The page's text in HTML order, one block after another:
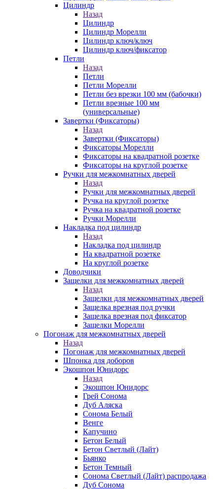
Цилиндр
Назад
Цилиндр
Цилиндр Морелли
Цилиндр ключ/ключ
Цилиндр ключ/фиксатор
Петли
Назад
Петли
Петли Морелли
Петли без врезки 100 мм (бабочки)
Петли врезные 100 мм
(универсальные)
Завертки (Фиксаторы)
Назад
Завертки (Фиксаторы)
Фиксаторы Морелли
Фиксаторы на квадратной розетке
Фиксаторы на круглой розетке
Ручки для межкомнатных дверей
Назад
Ручки для межкомнатных дверей
Ручка на круглой розетке
Ручка на квадратной розетке
Ручки Морелли
Накладка под цилиндр
Назад
Накладка под цилиндр
На квадратной розетке
На круглой розетке
Доводчики
Защелки для межкомнатных дверей
Назад
Защелки для межкомнатных дверей
Защелка врезная под ручки
Защелка врезная под фиксатор
Защелки Морелли
Погонаж для межкомнатных дверей
Назад
Погонаж для межкомнатных дверей
Шпонка для доборов
Экошпон Юнидорс
Назад
Экошпон Юнидорс
Грей Сонома
Дуб Аляска
Сонома Белый
Венге
Капучино
Бетон Белый
Бетон Светлый (Лайт)
Бьянко
Бетон Темный
Сонома Светлый (Лайт) распродажа
Дуб Сонома